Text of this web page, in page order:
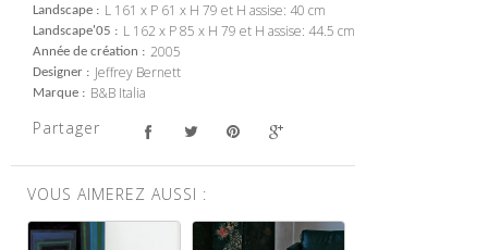
Landscape L 161 x P 61 x H 79 et H assise: 40 cm
Landscape'05 L 162 x P 85 x H 79 et H assise: 44.5 cm
Année de création 2005
Designer Jeffrey Bernett
Marque B&B Italia
Partager
VOUS AIMEREZ AUSSI :